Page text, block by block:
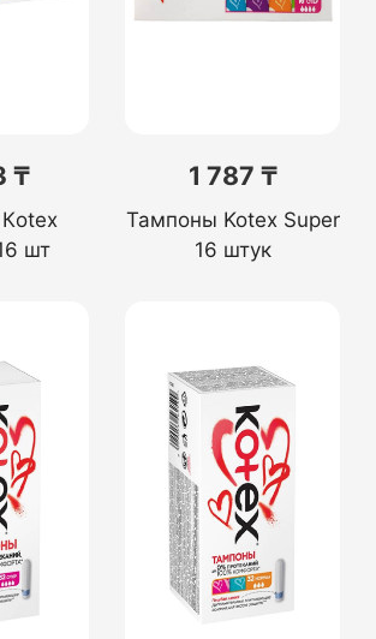
₸
шт
1 787 ₸
Тампоны Kotex Super
16 штук